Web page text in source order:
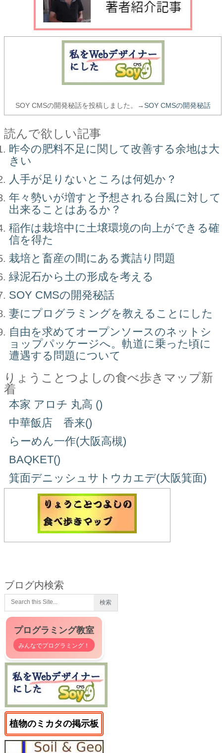
SOY CMSの開発秘話を投稿しました。→SOY CMSの開発秘話
読んで欲しい記事
昨今の肥料不足に関して改善する余地は大
きい
人手が足りないところは何処か？
年々勢いが増すと予想される台風に対して
出来ることはあるか？
稲作は栽培中に土壌環境の向上ができる確
信を得た
栽培と畜産の間にある糞詰り問題
緑泥石から土の形成を考える
SOY CMSの開発秘話
妻にプログラミングを教えることにした
自由を求めてオープンソースのネットシ
ョップパッケージへ。軌道に乗った頃に
遭遇する問題について
りょうことつよしの食べ歩きマップ新
着
本家 アロチ 丸高 ()
中華飯店 香来()
らーめん一作(大阪高槻)
BAQKET()
箕面デニッシュサトウカエデ(大阪箕面)
ブログ内検索
プログラミング教室
みんなでプログラミング！
植物のミカタの掲示板